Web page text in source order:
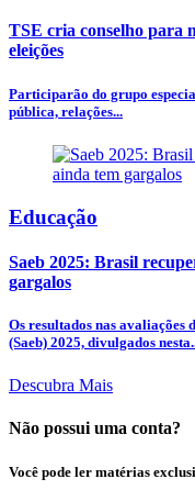
TSE cria conselho para
eleições
Participarão do grupo
pública, relações...
Educação
Saeb 2025: Brasil
gargalos
Os resultados nas avaliações
(Saeb) 2025, divulgados
Descubra Mais
Não possui uma conta?
Você pode ler matérias